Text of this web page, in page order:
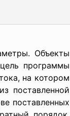
Объекты
программы
на котором
поставленной
поставленных